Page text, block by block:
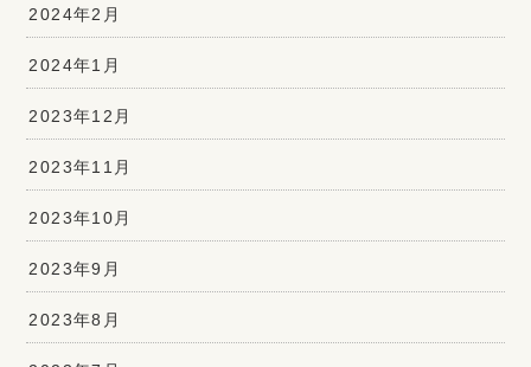
2024年2月
2024年1月
2023年12月
2023年11月
2023年10月
2023年9月
2023年8月